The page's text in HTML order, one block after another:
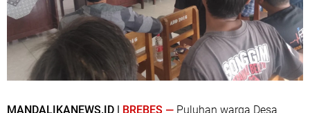
MANDALIKANEWS.ID | BREBES — Puluhan warga Desa